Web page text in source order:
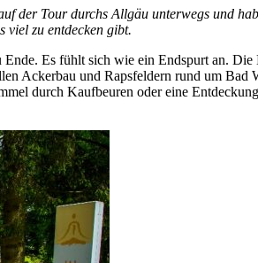
der Tour durchs Allgäu unterwegs und
viel zu entdecken gibt.
Es fühlt sich wie ein Endspurt an.
Ackerbau und Rapsfeldern rund um
durch Kaufbeuren oder eine